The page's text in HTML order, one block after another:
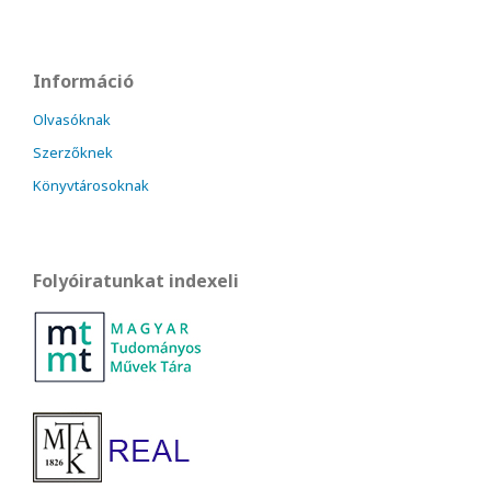
Információ
Olvasóknak
Szerzőknek
Könyvtárosoknak
Folyóiratunkat indexeli